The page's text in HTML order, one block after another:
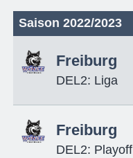
Saison 2022/2023
Freiburg
DEL2: Liga
Freiburg
DEL2: Playoff